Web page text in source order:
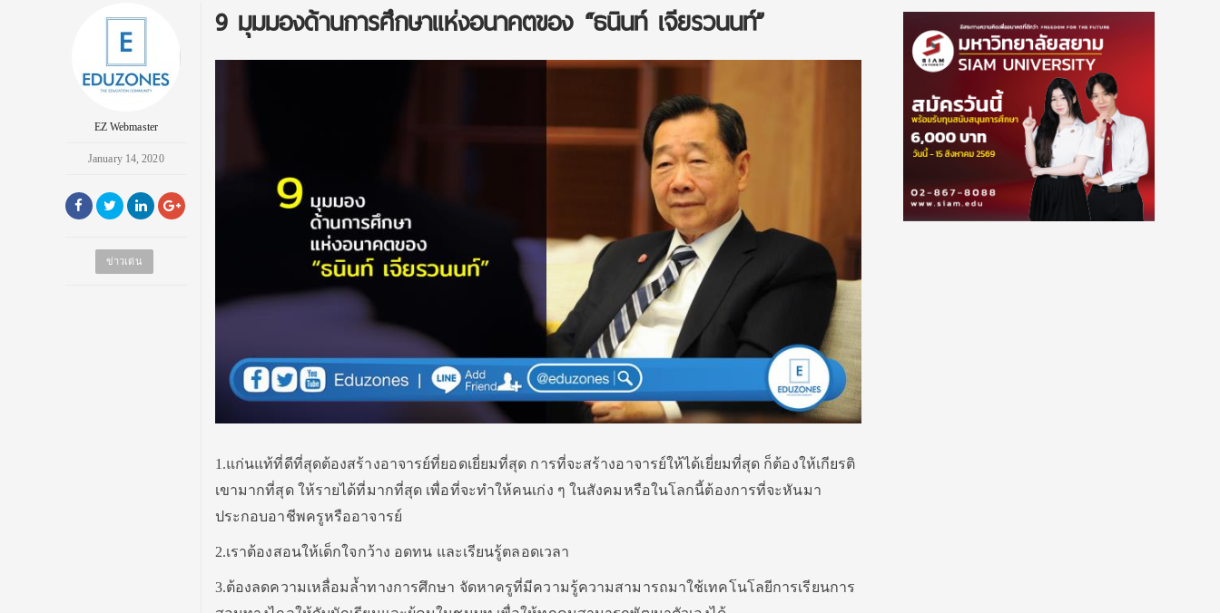
EZ Webmaster
January 14, 2020
ข่าวเด่น
9 มุมมองด้านการศึกษาแห่งอนาคตของ “ธนินท์ เจียรวนนท์”
1.แก่นแท้ที่ดีที่สุดต้องสร้างอาจารย์ที่ยอดเยี่ยมที่สุด การที่จะสร้างอาจารย์ให้ได้เยี่ยมที่สุด ก็ต้องให้เกียรติ
เขามากที่สุด ให้รายได้ที่มากที่สุด เพื่อที่จะทำให้คนเก่ง ๆ ในสังคมหรือในโลกนี้ต้องการที่จะหันมา
ประกอบอาชีพครูหรืออาจารย์
2.เราต้องสอนให้เด็กใจกว้าง อดทน และเรียนรู้ตลอดเวลา
3.ต้องลดความเหลื่อมล้ำทางการศึกษา จัดหาครูที่มีความรู้ความสามารถมาใช้เทคโนโลยีการเรียนการ